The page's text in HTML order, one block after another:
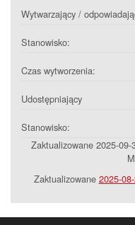
Wytwarzający /
Stanowisko:
Czas wytworzenia:
Udostępniający
Stanowisko:
Zaktualizowane 2025-
Zaktualizowane 2025-